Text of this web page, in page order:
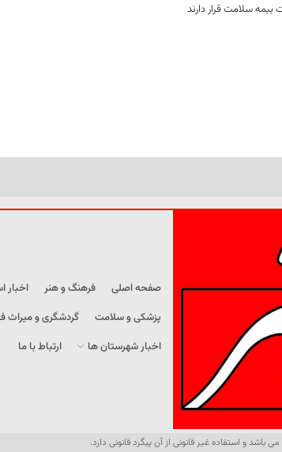
صفحه اصلی فرهنگ و هنر اخبار
پزشکی و سلامت
گردشگری و میراث
اخبار شهرستان ها
ارتباط با ما
می باشد و استفاده غیر قانونی از آن پیگرد قانونی دارد.